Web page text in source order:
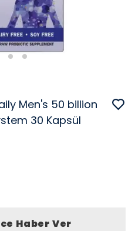
Men's 50 billion
30 Kapsül
Haber Ver